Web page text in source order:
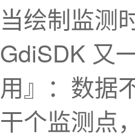
当绘制监测
GdiSDK 又
用』：数据
干个监测点